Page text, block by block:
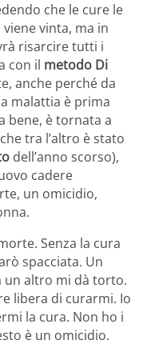
che le cure le
vinta, ma in
risarcire tutti i
con il metodo Di
anche perché da
malattia è prima
bene, è tornata a
tra l’altro è stato
dell’anno scorso),
cadere
un omicidio,
Senza la cura
spacciata. Un
un altro mi dà torto.
libera di curarmi. Io
la cura. Non ho i
è un omicidio.